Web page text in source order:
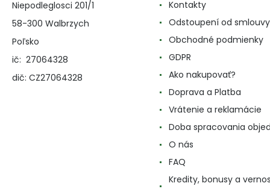
Niepodleglosci 201/1
58-300 Walbrzych
Poľsko
ič: 27064328
dič: CZ27064328
Kontakty
Odstoupení od smlouvy
Obchodné podmienky
GDPR
Ako nakupovať?
Doprava a Platba
Vrátenie a reklamácie
Doba spracovania
O nás
FAQ
Kredity, bonusy a